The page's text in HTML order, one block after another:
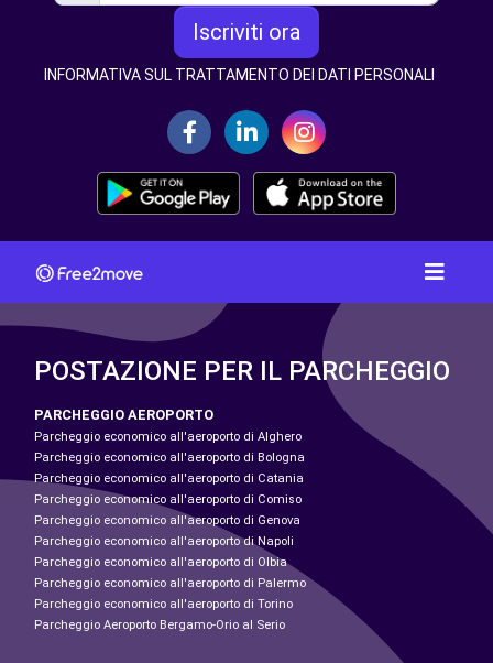
Iscriviti ora
INFORMATIVA SUL TRATTAMENTO DEI DATI PERSONALI
POSTAZIONE PER IL PARCHEGGIO
PARCHEGGIO AEROPORTO
Parcheggio economico all'aeroporto di Alghero
Parcheggio economico all'aeroporto di Bologna
Parcheggio economico all'aeroporto di Catania
Parcheggio economico all'aeroporto di Comiso
Parcheggio economico all'aeroporto di Genova
Parcheggio economico all'aeroporto di Napoli
Parcheggio economico all'aeroporto di Olbia
Parcheggio economico all'aeroporto di Palermo
Parcheggio economico all'aeroporto di Torino
Parcheggio Aeroporto Bergamo-Orio al Serio